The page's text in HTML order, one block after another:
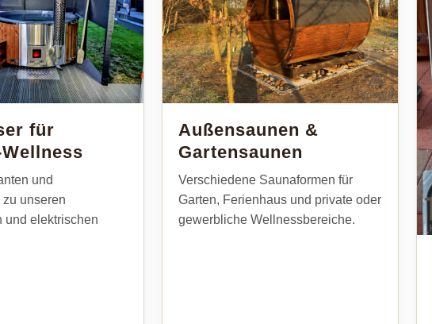
für
und
zu unseren
und elektrischen
Außensaunen &
Gartensaunen
Verschiedene Saunaformen für
Garten, Ferienhaus und private oder
gewerbliche Wellnessbereiche.